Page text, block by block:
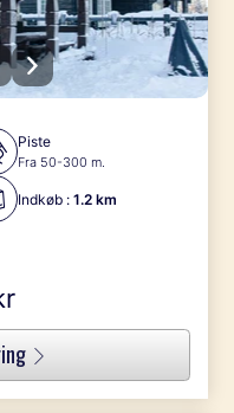
Piste
Fra 50-300 m.
Indkøb : 1.2 km